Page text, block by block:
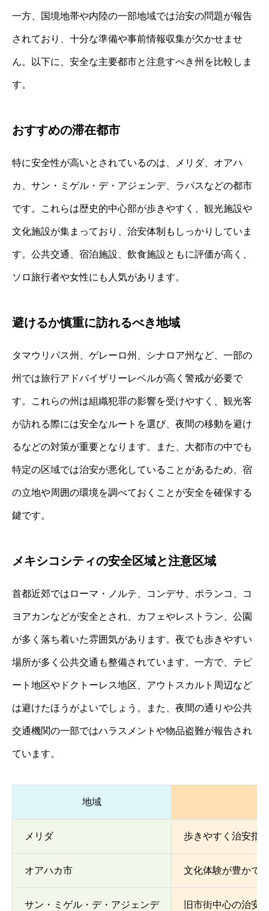
一方、国境地帯や内陸の一部地域では治安の問題が報告
されており、十分な準備や事前情報収集が欠かせませ
ん。以下に、安全な主要都市と注意すべき州を比較しま
す。
おすすめの滞在都市
特に安全性が高いとされているのは、メリダ、オアハ
カ、サン・ミゲル・デ・アジェンデ、ラパスなどの都市
です。これらは歴史的中心部が歩きやすく、観光施設や
文化施設が集まっており、治安体制もしっかりしていま
す。公共交通、宿泊施設、飲食施設ともに評価が高く、
ソロ旅行者や女性にも人気があります。
避けるか慎重に訪れるべき地域
タマウリパス州、ゲレーロ州、シナロア州など、一部の
州では旅行アドバイザリーレベルが高く警戒が必要で
す。これらの州は組織犯罪の影響を受けやすく、観光客
が訪れる際には安全なルートを選び、夜間の移動を避け
るなどの対策が重要となります。また、大都市の中でも
特定の区域では治安が悪化していることがあるため、宿
の立地や周囲の環境を調べておくことが安全を確保する
鍵です。
メキシコシティの安全区域と注意区域
首都近郊ではローマ・ノルテ、コンデサ、ポランコ、コ
ヨアカンなどが安全とされ、カフェやレストラン、公園
が多く落ち着いた雰囲気があります。夜でも歩きやすい
場所が多く公共交通も整備されています。一方で、テピ
ート地区やドクトーレス地区、アウトスカルト周辺など
は避けたほうがよいでしょう。また、夜間の通りや公共
交通機関の一部ではハラスメントや物品盗難が報告され
ています。
地域
メリダ 歩きやすく治安指
オアハカ市 文化体験が豊かで
サン・ミゲル・デ・アジェンデ 旧市街中心の治安